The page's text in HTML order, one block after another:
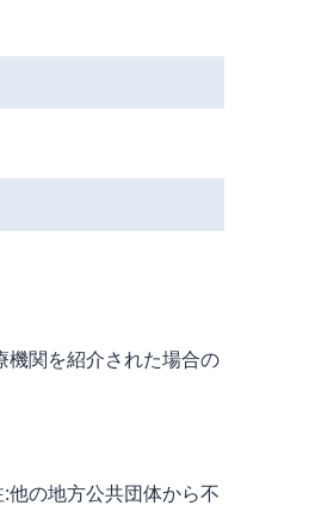
機関を紹介された場合の
他の地方公共団体から不